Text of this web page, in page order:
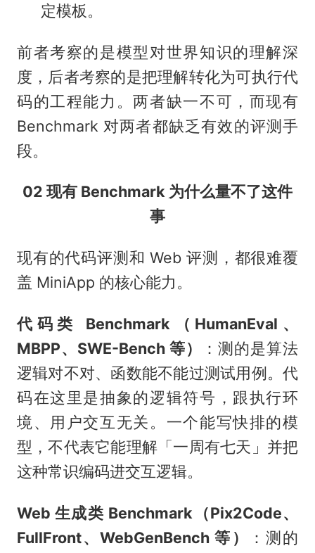
定模板。
前者考察的是模型对世界知识的理解深
度，后者考察的是把理解转化为可执行代
码的工程能力。两者缺一不可，而现有
Benchmark 对两者都缺乏有效的评测手
段。
02 现有 Benchmark 为什么量不了这件
事
现有的代码评测和 Web 评测，都很难覆
盖 MiniApp 的核心能力。
代码类 Benchmark（HumanEval、
MBPP、SWE-Bench 等）
：测的是算法
逻辑对不对、函数能不能过测试用例。代
码在这里是抽象的逻辑符号，跟执行环
境、用户交互无关。一个能写快排的模
型，不代表它能理解「一周有七天」并把
这种常识编码进交互逻辑。
Web 生成类 Benchmark（Pix2Code、
FullFront、WebGenBench 等）
：测的